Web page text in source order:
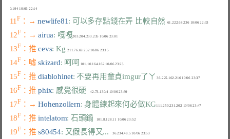
0.194 10/06 22:14
11F ：→ newlife81: 可以多存點錢在弄 比較自然
12F ：→ airua: 嘎嘎
13F ：推 cevs: Kg
  211.76.69.232 10/06 23:15
14F ：噓 skizard: 呵呵
15F ：推 diablohinet: 不要再用童貞imgur了ㄚ 36.225.102.216 10/06 23:37
16F ：推 phix: 感覺很硬
17F ：→ Hohenzollern: 身體練起來何必做KG
18F ：推 intelatom: 石頭鍋
19F ：推 s80454: 又假長得又...
    36.234.48.5 10/06 23:53